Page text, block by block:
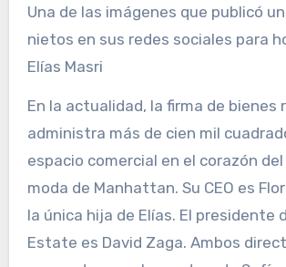
Una de las imágenes que publicó
nietos en sus redes sociales para
Elías Masri
En la actualidad, la firma de bienes raíces
administra más de cien mil
espacio comercial en el corazón
moda de Manhattan. Su CEO es
la única hija de Elías. El presidente
Estate es David Zaga. Ambos